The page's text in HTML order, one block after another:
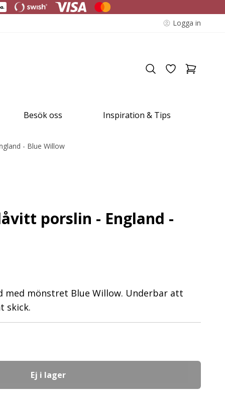
Logga in
Besök oss Inspiration & Tips
- Blue Willow
porslin - England -
med mönstret Blue Willow. Underbar att
skick.
Ej i lager